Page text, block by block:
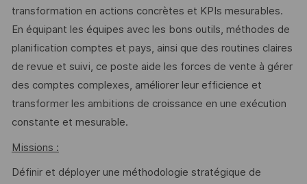
transformation en actions concrètes et KPIs mesurables.
En équipant les équipes avec les bons outils, méthodes de
planification comptes et pays, ainsi que des routines claires
de revue et suivi, ce poste aide les forces de vente à gérer
des comptes complexes, améliorer leur efficience et
transformer les ambitions de croissance en une exécution
constante et mesurable.
Missions :
Définir et déployer une méthodologie stratégique de